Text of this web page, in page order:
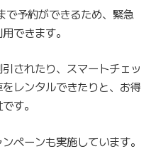
予約ができるため、緊急
できます。
されたり、スマートチェッ
レンタルできたりと、お得
す。
ペーンも実施しています。